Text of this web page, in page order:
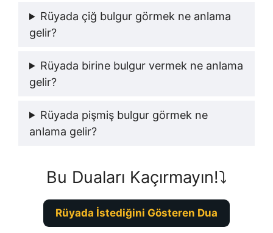
Rüyada çiğ bulgur görmek ne anlama
gelir?
Rüyada birine bulgur vermek ne anlama
gelir?
Rüyada pişmiş bulgur görmek ne
anlama gelir?
Bu Duaları Kaçırmayın!⤵️
Rüyada İstediğini Gösteren Dua